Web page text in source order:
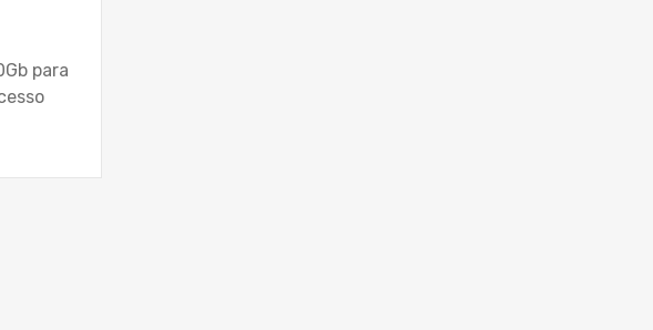
para